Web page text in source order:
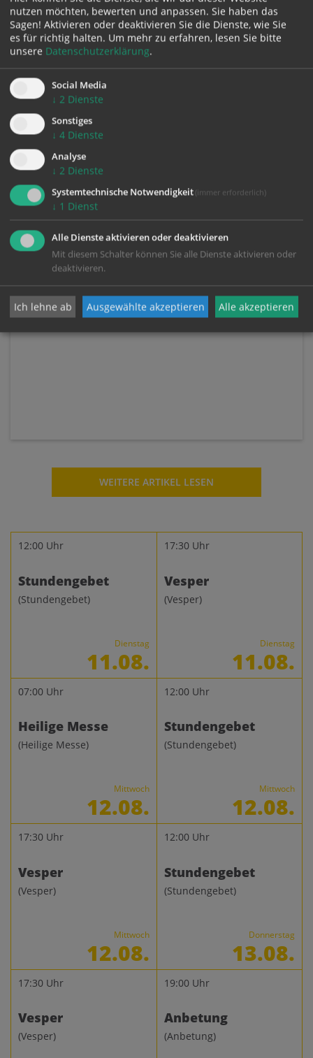
Schwestern beim Gebet
Die Klosterkapelle lädt ein zum Innehalten.
Gerne können Sie an unseren Gebetszeiten
teilnehmen.
Ostern 2026
Zur Mitfeier der Liturgie
der Drei Österlichen Tage
zu den Gottesdiensten
WEITERE ARTIKEL LESEN
12:00 Uhr
Stundengebet
(Stundengebet)
Dienstag
11.08.
17:30 Uhr
Vesper
(Vesper)
Dienstag
11.08.
07:00 Uhr
Heilige Messe
(Heilige Messe)
Mittwoch
12.08.
12:00 Uhr
Stundengebet
(Stundengebet)
Mittwoch
12.08.
17:30 Uhr
Vesper
(Vesper)
Mittwoch
12.08.
12:00 Uhr
Stundengebet
(Stundengebet)
Donnerstag
13.08.
17:30 Uhr
Vesper
(Vesper)
19:00 Uhr
Anbetung
(Anbetung)
nutzen möchten, bewerten und anpassen. Sie haben das
Sagen! Aktivieren oder deaktivieren Sie die Dienste, wie Sie
es für richtig halten. Um mehr zu erfahren, lesen Sie bitte
unsere Datenschutzerklärung.
Social Media
↓ 2 Dienste
Sonstiges
↓ 4 Dienste
Analyse
↓ 2 Dienste
Systemtechnische Notwendigkeit (immer erforderlich)
↓ 1 Dienst
Alle Dienste aktivieren oder deaktivieren
Mit diesem Schalter können Sie alle Dienste aktivieren oder
deaktivieren.
Ich lehne ab Ausgewählte akzeptieren Alle akzeptieren